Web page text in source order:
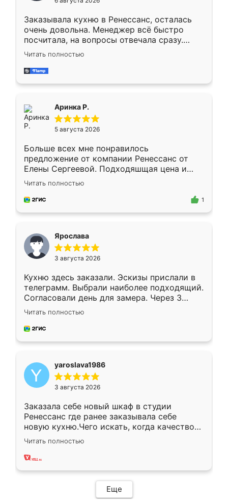
мебели буду заказывать только здесь.
Заказывала кухню в Ренессанс, осталась
очень довольна. Менеджер всё быстро
посчитала, на вопросы отвечала сразу.
Замерщик приехал в субботу, подошёл к
делу со всей ответственностью. Собрали
за день, ребята работали аккуратно, даже
Читать полностью
Аринка Р.
5 августа 2026
Больше всех мне понравилось
предложение от компании Ренессанс от
Елены Сергеевой. Подходяшщая цена и
короткие сроки изготовления. Приехавший
для замера сотрудник Владислав
предложил по моему эскизу самый
Читать полностью
1
Ярослава
3 августа 2026
Кухню здесь заказали. Эскизы прислали в
телеграмм. Выбрали наиболее подходящий.
Согласовали день для замера. Через 3
недели кухня была уже готова. Остались
довольны работой. Спасибо Ренессанс
мебель за качественную работу!
Читать полностью
yaroslava1986
3 августа 2026
Заказала себе новый шкаф в студии
Ренессанс где ранее заказывала себе
новую кухню.Чего искать, когда качеством
вполне довольна. Служит кухня уже почти
два года, нареканий нет.
Читать полностью
Еще